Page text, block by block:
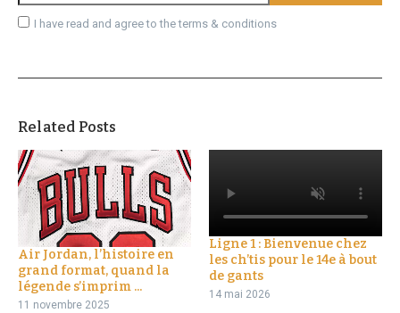
I have read and agree to the terms & conditions
Related Posts
Air Jordan, l’histoire en
grand format, quand la
légende s’imprim ...
11 novembre 2025
Ligne 1 : Bienvenue chez
les ch’tis pour le 14e à bout
de gants
14 mai 2026